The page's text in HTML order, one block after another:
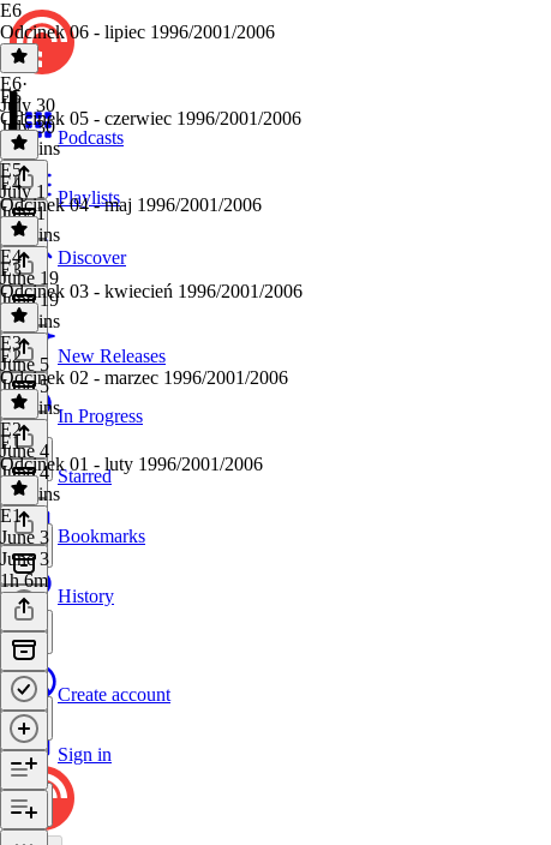
Podcasts
Playlists
Discover
New Releases
In Progress
Starred
Bookmarks
History
Create account
Sign in
E6
Odcinek 06 - lipiec 1996/2001/2006
E6·
July 30
July 30
46 mins
E5
Odcinek 05 - czerwiec 1996/2001/2006
E5·
July 1
July 1
37 mins
E4
Odcinek 04 - maj 1996/2001/2006
E4·
June 19
June 19
35 mins
E3
Odcinek 03 - kwiecień 1996/2001/2006
E3·
June 5
June 5
36 mins
E2
Odcinek 02 - marzec 1996/2001/2006
E2·
June 4
June 4
39 mins
E1
Odcinek 01 - luty 1996/2001/2006
E1·
June 3
June 3
1h 6m